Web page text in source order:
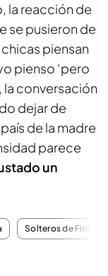
la reacción de
se pusieron de
piensan
pienso ‘pero
la conversación
dejar de
de la madre
parece
un
Solteros de First